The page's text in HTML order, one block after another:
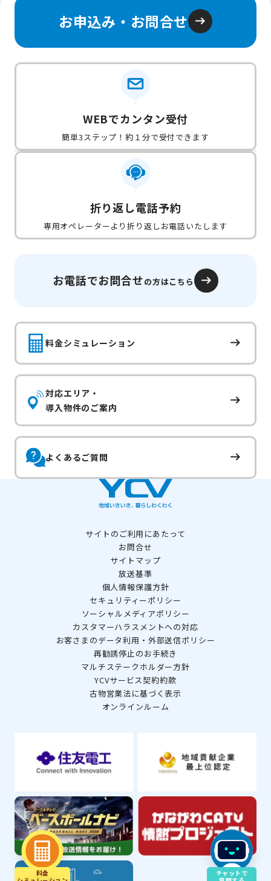
お申込み・お問合せ
WEBでカンタン受付
簡単3ステップ！約１分で受付できます
折り返し電話予約
専用オペレーターより折り返しお電話いたします
お電話でお問合せの方はこちら
料金シミュレーション
対応エリア・
導入物件のご案内
よくあるご質問
料金
サイトのご利用にあたって
お問合せ
サイトマップ
放送基準
個人情報保護方針
セキュリティーポリシー
ソーシャルメディアポリシー
カスタマーハラスメントへの対応
お客さまのデータ利用・外部送信ポリシー
再勧誘停止のお手続き
マルチステークホルダー方針
YCVサービス契約約款
古物営業法に基づく表示
オンラインルーム
チャットで